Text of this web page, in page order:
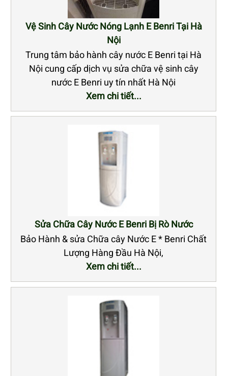
Vệ Sinh Cây Nước Nóng Lạnh E Benri Tại Hà
Nội
Trung tâm bảo hành cây nước E Benri tại Hà
Nội cung cấp dịch vụ sửa chữa vệ sinh cây
nước E Benri uy tín nhất Hà Nội
Xem chi tiết...
Sửa Chữa Cây Nước E Benri Bị Rò Nước
Bảo Hành & sửa Chữa cây Nước E * Benri Chất
Lượng Hàng Đầu Hà Nội,
Xem chi tiết...